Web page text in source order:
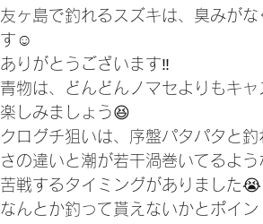
友ヶ島で釣れるスズキは、臭みが
す☺️
ありがとうございます‼️
青物は、どんどんノマセよりもキ
楽しみましょう😆
クログチ狙いは、序盤パタパタと
さの違いと潮が若干渦巻いてるよ
苦戦するタイミングがありました😭
なんとか釣って貰えないかとポイ